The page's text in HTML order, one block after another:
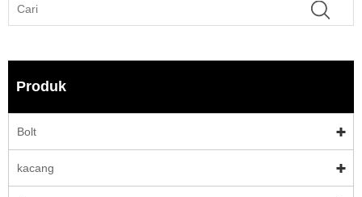
Produk
Bolt
kacang